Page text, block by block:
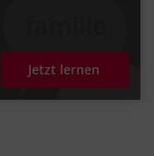
Jetzt lernen